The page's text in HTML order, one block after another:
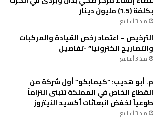
بكلفة (1.5) مليون دينار
منذ 3 أسابيع
الترخيص – اعتماد رخص القيادة والمركبات
والتصاريح الكترونيا” -تفاصيل
منذ 3 أسابيع
م. أبو هديب: “كيمابكو” أول شركة من
القطاع الخاص في المملكة تتبنى التزاماً
طوعياً لخفض انبعاثات أكسيد النيتروز
منذ 3 أسابيع